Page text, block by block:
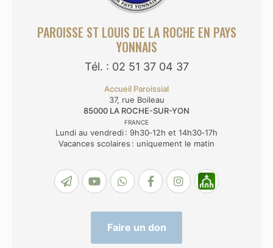
PAROISSE ST LOUIS DE LA ROCHE EN PAYS
YONNAIS
Tél. : 02 51 37 04 37
Accueil Paroissial
37, rue Boileau
85000 LA ROCHE-SUR-YON
FRANCE
Lundi au vendredi : 9h30‑12h et 14h30‑17h
Vacances scolaires : uniquement le matin
Faire un don